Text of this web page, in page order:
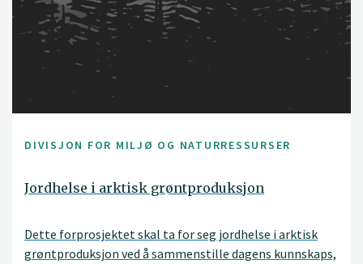
DIVISJON FOR MILJØ OG NATURRESSURSER
Jordhelse i arktisk grøntproduksjon
Dette forprosjektet skal ta for seg jordhelse i arktisk
grøntproduksjon ved å sammenstille dagens kunnskaps,